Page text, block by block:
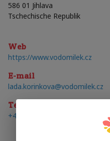
586 01 Jihlava
Tschechische Republik
Web
https://www.vodomilek.cz
E-mail
lada.korinkova@vodomilek.cz
Telefon
+420 774 263 030